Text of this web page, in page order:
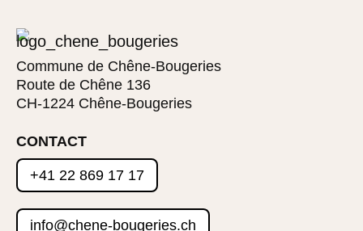
Commune de Chêne-Bougeries
Route de Chêne 136
CH-1224 Chêne-Bougeries
CONTACT
+41 22 869 17 17
info@chene-bougeries.ch